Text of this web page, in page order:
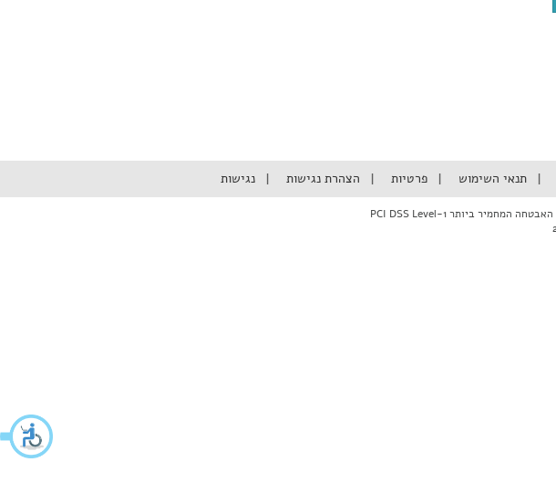
תנאי השימוש פרטיות הצהרת נגישות נגישות